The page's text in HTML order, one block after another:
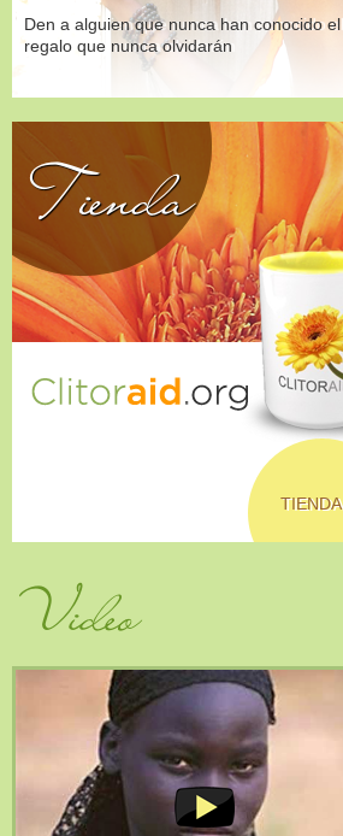
Den a alguien que nunca han conocido el
regalo que nunca olvidarán
Tienda
TIENDA
Video